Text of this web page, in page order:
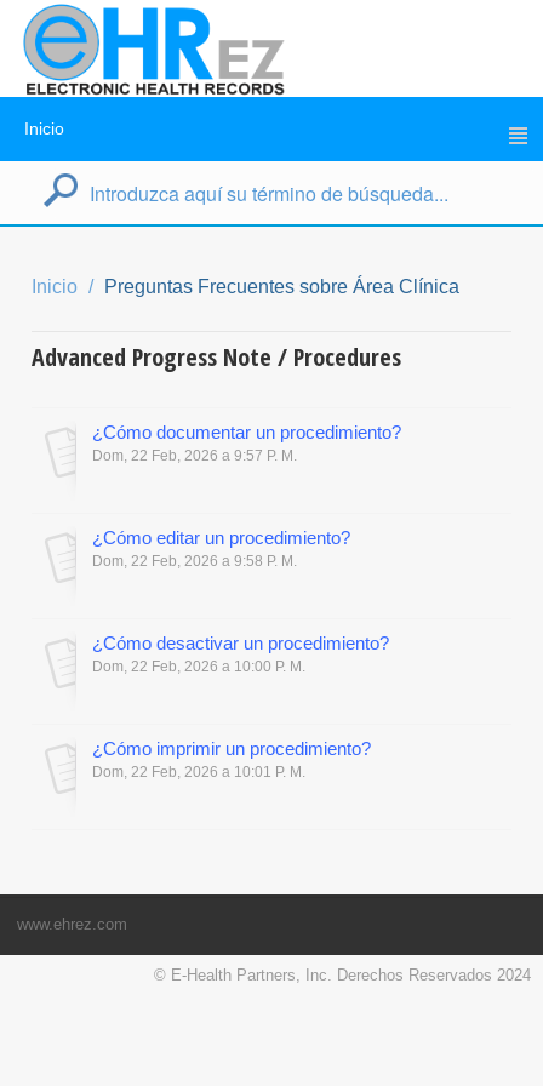
Inicio
Inicio Preguntas Frecuentes sobre Área Clínica
Advanced Progress Note / Procedures
¿Cómo documentar un procedimiento?
Dom, 22 Feb, 2026 a 9:57 P. M.
¿Cómo editar un procedimiento?
Dom, 22 Feb, 2026 a 9:58 P. M.
¿Cómo desactivar un procedimiento?
Dom, 22 Feb, 2026 a 10:00 P. M.
¿Cómo imprimir un procedimiento?
Dom, 22 Feb, 2026 a 10:01 P. M.
www.ehrez.com
© E-Health Partners, Inc. Derechos Reservados 2024